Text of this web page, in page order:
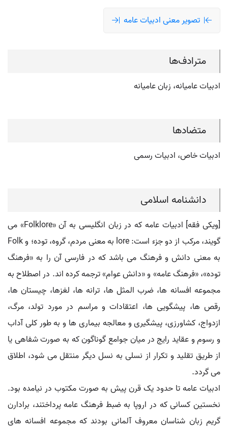
تصویر معنی ادبیات عامه
مترادف‌ها
ادبیات عامیانه، زبان عامیانه
متضادها
ادبیات خاص، ادبیات رسمی
دانشنامه اسلامی
[ویکی فقه] ادبیات عامه که در زبان انگلیسی به آن «Folklore» می
گویند، مرکب از دو جزء است: lore به معنی مردم، گروه، توده؛ و Folk
به معنی دانش و فرهنگ می باشد که در فارسی آن را به «فرهنگ
توده»، «فرهنگ عامه» و «دانش عوام» ترجمه کرده اند. در اصطلاح به
مجموعه افسانه ها، ضرب المثل ها، ترانه ها، لغزها، چیستان ها،
رقص ها، پیشگویی ها، اعتقادات و مراسم در مورد تولد، مرگ،
ازدواج، کشاورزی، پیشگیری و معالجه بیماری ها و به طور کلی آداب
و رسوم و عقاید رایج در میان جوامع گوناگون که به صورت شفاهی یا
از طریق تقلید و تکرار از نسلی به نسل دیگر منتقل می شود، اطلاق
می گردد.
ادبیات عامه تا حدود یک قرن پیش به صورت مکتوب در نیامده بود.
نخستین کسانی که در اروپا به ضبط فرهنگ عامه پرداختند، برادارن
گریم زبان شناسان معروف آلمانی بودند که مجموعه افسانه های